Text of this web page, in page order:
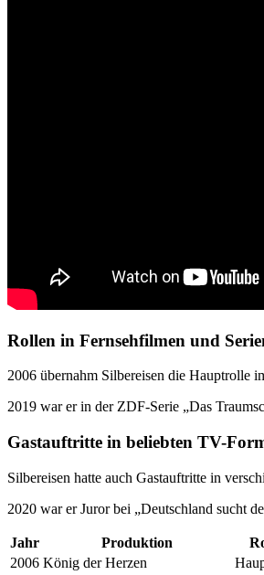
Rollen in Fernsehfilmen und
2006 übernahm Silbereisen die Hauptrolle
2019 war er in der ZDF-Serie „Das
Gastauftritte in beliebten TV-
Silbereisen hatte auch Gastauftritte in
2020 war er Juror bei „Deutschland sucht
Jahr Produktion
2006 König der Herzen